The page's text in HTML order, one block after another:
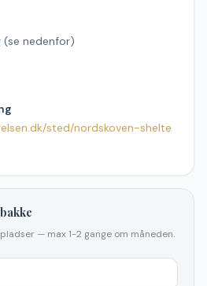
(se nedenfor)
sted/nordskoven-shelte
— max 1-2 gange om måneden.